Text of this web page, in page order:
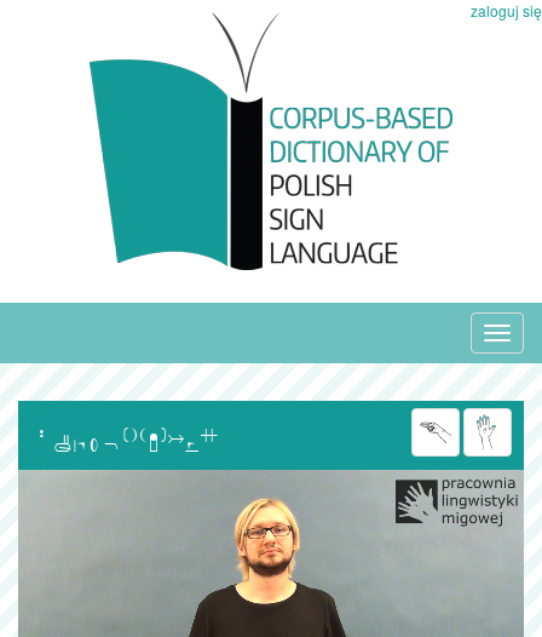
zaloguj się
